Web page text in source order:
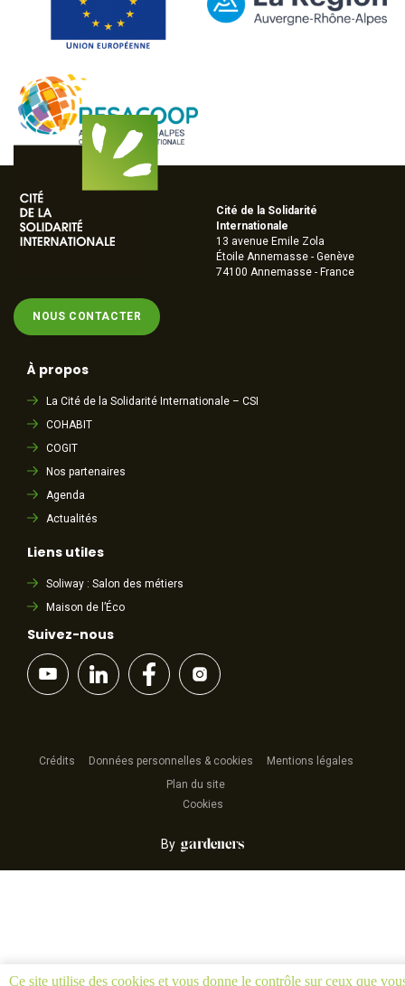
NOUS CONTACTER
Cité de la Solidarité
Internationale
13 avenue Emile Zola
Étoile Annemasse - Genève
74100 Annemasse - France
À propos
La Cité de la Solidarité Internationale – CSI
COHABIT
COGIT
Nos partenaires
Agenda
Actualités
Liens utiles
Soliway : Salon des métiers
Maison de l’Éco
Suivez-nous
Crédits Données personnelles & cookies
Mentions légales
Plan du site
Cookies
By
Ce site utilise des cookies et vous donne le contrôle sur ceux que